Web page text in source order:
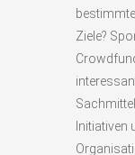
Ziele?
Initiativen